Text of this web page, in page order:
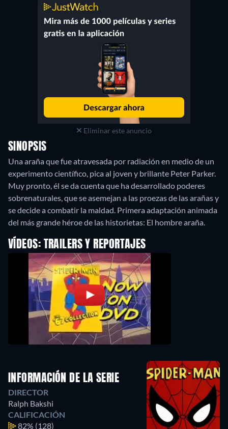
Eliminar este anuncio
SINOPSIS
Una araña que fue atravesada por radiación en medio de un
experimento científico, pica al joven y brillante Peter Parker.
Muy pronto, él se da cuenta que ha desarrollado poderes
sobrenaturales, que se asemejan a las proezas de las arañas y
se decide a combatir la maldad. Primera adaptación animada
del más grande héroe de las historietas: El hombre araña.
VÍDEOS: TRAILERS Y REPORTAJES
INFORMACIÓN DE LA SERIE
DIRECTOR
Ralph Bakshi
CALIFICACIÓN
82% (128)